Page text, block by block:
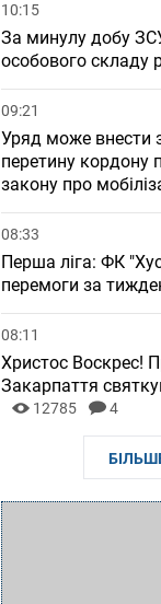
10:15
За минулу добу
особового складу
09:21
Уряд може внести
перетину кордону
закону про
08:33
Перша ліга: ФК
перемоги за
08:11
Христос Воскрес!
Закарпаття
12785 4